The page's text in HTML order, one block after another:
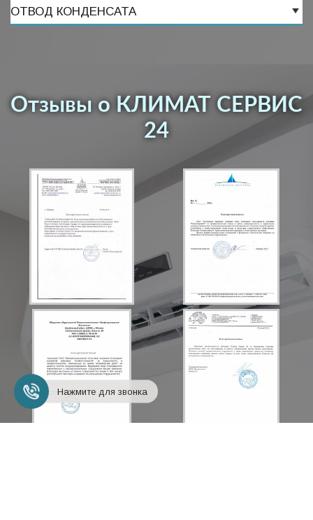
ОТВОД КОНДЕНСАТА
Отзывы о КЛИМАТ СЕРВИС
24
Нажмите для звонка